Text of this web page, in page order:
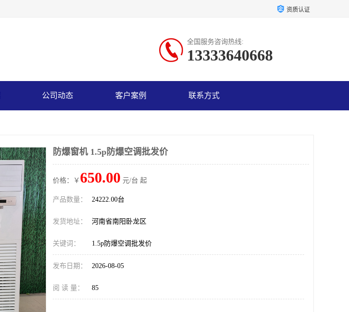
资质认证
全国服务咨询热线:
13333640668
公司动态 客户案例 联系方式
防爆窗机 1.5p防爆空调批发价
价格：￥ 650.00 元/台 起
产品数量： 24222.00台
发货地址： 河南省南阳卧龙区
关键词： 1.5p防爆空调批发价
发布日期： 2026-08-05
阅 读 量： 85